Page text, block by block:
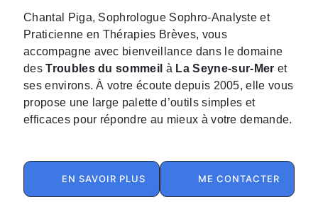
Chantal Piga, Sophrologue Sophro-Analyste et
Praticienne en Thérapies Brèves, vous
accompagne avec bienveillance dans le domaine
desTroubles du sommeil à La Seyne-sur-Mer et
ses environs. À votre écoute depuis 2005, elle vous
propose une large palette d’outils simples et
efficaces pour répondre au mieux à votre demande.
EN SAVOIR PLUS ME CONTACTER